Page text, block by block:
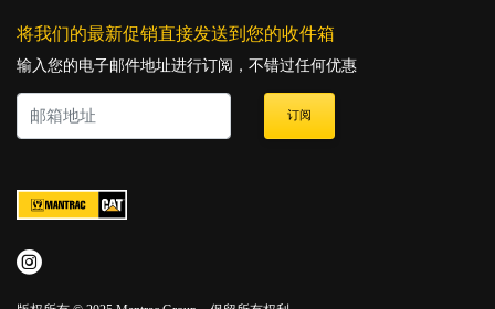
将我们的最新促销直接发送到您的收件箱
输入您的电子邮件地址进行订阅，不错过任何优惠
订阅